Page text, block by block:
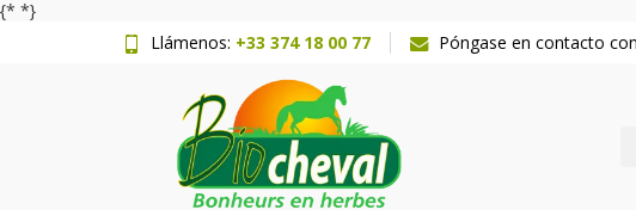
{* *}
Llámenos: +33 374 18 00 77 Póngase en contacto con